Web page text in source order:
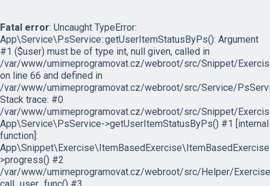
Fatal error: Uncaught TypeError:
App\Service\PsService::getUserItemStatusByPs(): Argument
#1 ($user) must be of type int, null given, called in
/var/www/umimeprogramovat.cz/webroot/src/Snippet/
on line 66 and defined in
/var/www/umimeprogramovat.cz/webroot/src/Service/
Stack trace: #0
/var/www/umimeprogramovat.cz/webroot/src/Snippet/
App\Service\PsService->getUserItemStatusByPs() #1 [internal
function]:
>progress() #2
/var/www/umimeprogramovat.cz/webroot/src/Helper/